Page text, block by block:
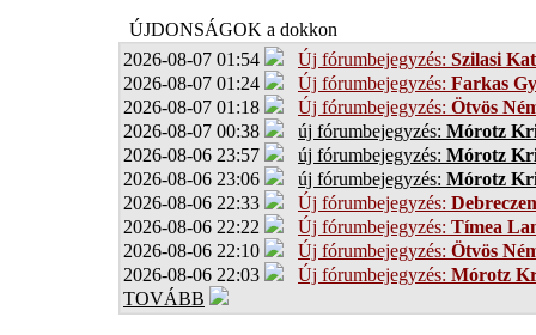
ÚJDONSÁGOK a dokkon
2026-08-07 01:54
Új fórumbejegyzés: Szilasi
2026-08-07 01:24
Új fórumbejegyzés: Farkas
2026-08-07 01:18
Új fórumbejegyzés: Ötvös
2026-08-07 00:38
új fórumbejegyzés: Mórotz
2026-08-06 23:57
új fórumbejegyzés: Mórotz
2026-08-06 23:06
új fórumbejegyzés: Mórotz
2026-08-06 22:33
Új fórumbejegyzés:
2026-08-06 22:22
Új fórumbejegyzés: Tímea
2026-08-06 22:10
Új fórumbejegyzés: Ötvös
2026-08-06 22:03
Új fórumbejegyzés: Mórotz
TOVÁBB